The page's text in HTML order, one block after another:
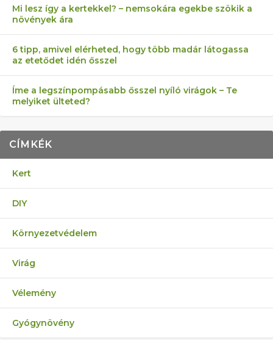
Mi lesz így a kertekkel? – nemsokára egekbe szökik a
növények ára
6 tipp, amivel elérheted, hogy több madár látogassa
az etetődet idén ősszel
Íme a legszínpompásabb ősszel nyíló virágok – Te
melyiket ülteted?
CÍMKÉK
Kert
DIY
Környezetvédelem
Virág
Vélemény
Gyógynövény